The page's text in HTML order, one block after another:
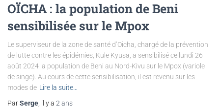
OÏCHA : la population de Beni
sensibilisée sur le Mpox
Le superviseur de la zone de santé d’Oicha, chargé de la prévention
de lutte contre les épidémies, Kule Kyusa, a sensibilisé ce lundi 26
août 2024 la population de Beni au Nord-Kivu sur le Mpox (variole
de singe). Au cours de cette sensibilisation, il est revenu sur les
modes de Lire la suite…
ParSerge, il y a 2 ans